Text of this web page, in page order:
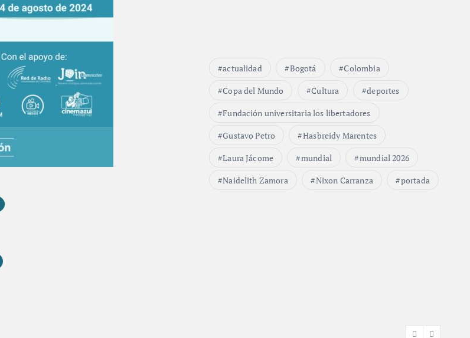
actualidad Bogotá
Colombia
Copa del Mundo
Cultura
deportes
Fundación universitaria los libertadores
Gustavo Petro
Hasbreidy Marentes
Laura Jácome
mundial
mundial 2026
Naidelith Zamora
Nixon Carranza portada